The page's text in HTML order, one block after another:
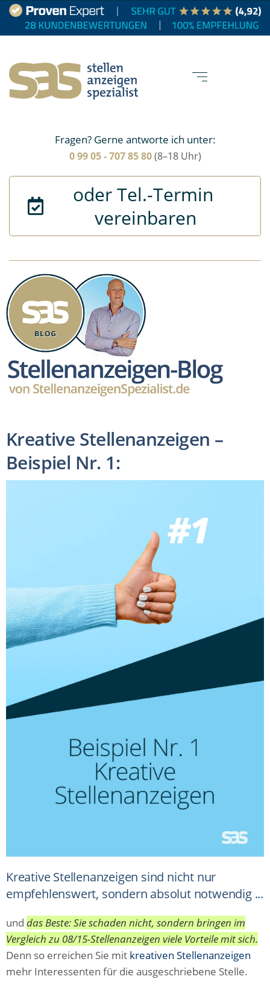
Fragen? Gerne antworte ich unter:
0 99 05 - 707 85 80 (8–18 Uhr)
oder Tel.-Termin
vereinbaren
Kreative Stellenanzeigen –
Beispiel Nr. 1:
Kreative Stellenanzeigen sind nicht nur
empfehlenswert, sondern absolut notwendig ...
und das Beste: Sie schaden nicht, sondern bringen im
Vergleich zu 08/15-Stellenanzeigen viele Vorteile mit sich.
Denn so erreichen Sie mit kreativen Stellenanzeigen
mehr Interessenten für die ausgeschriebene Stelle.